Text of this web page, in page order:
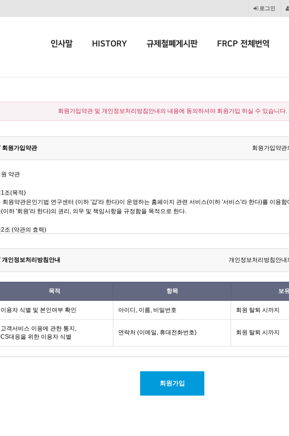
로그인
인사말 HISTORY 규제철폐게시판 FRCP 전체번역
회원가입약관 및 개인정보처리방침안내의 내용에 동의하셔야 회원가입 하실 수 있습니다.
회원가입약관 회원가입약관
개인정보처리방침안내
목적 항목 보
이용자 식별 및 본인여부 확인 아이디, 이름, 비밀번호 회원 탈퇴 시까지
고객서비스 이용에 관한 통지,
CS대응을 위한 이용자 식별
연락처 (이메일, 휴대전화번호) 회원 탈퇴 시까지
개인정보처리방침안